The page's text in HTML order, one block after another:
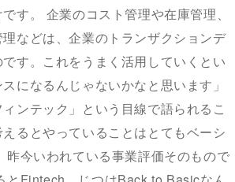
す。 企業のコスト管理や在庫管理、
などは、企業のトランザクションデ
す。これをうまく活用していくとい
になるんじゃないかなと思います」
ンテック」という目線で語られるこ
るとやっていることはとてもベーシ
昨今いわれている事業評価そのもので